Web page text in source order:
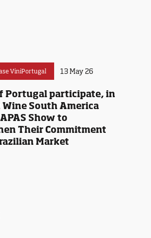
ViniPortugal 13 May 26
Portugal participate, in
South America
Show to
Their Commitment
Market